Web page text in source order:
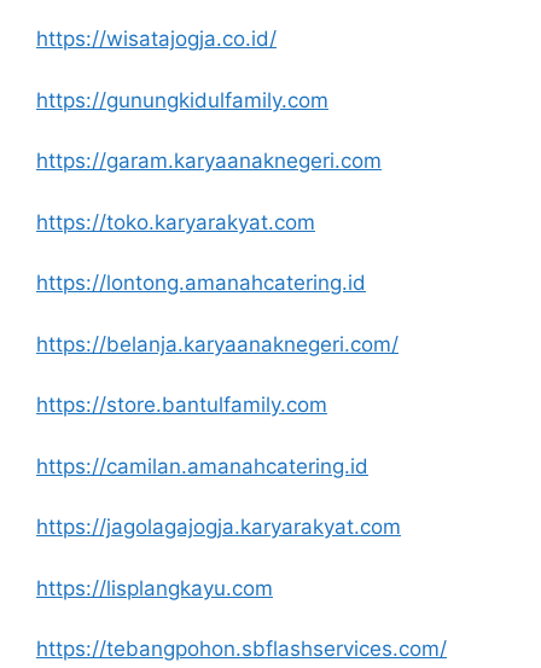
https://wisatajogja.co.id/
https://gunungkidulfamily.com
https://garam.karyaanaknegeri.com
https://toko.karyarakyat.com
https://lontong.amanahcatering.id
https://belanja.karyaanaknegeri.com/
https://store.bantulfamily.com
https://camilan.amanahcatering.id
https://jagolagajogja.karyarakyat.com
https://lisplangkayu.com
https://tebangpohon.sbflashservices.com/